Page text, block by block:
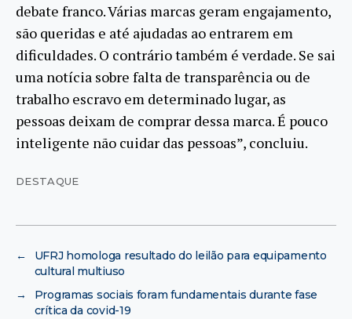
debate franco. Várias marcas geram engajamento,
são queridas e até ajudadas ao entrarem em
dificuldades. O contrário também é verdade. Se sai
uma notícia sobre falta de transparência ou de
trabalho escravo em determinado lugar, as
pessoas deixam de comprar dessa marca. É pouco
inteligente não cuidar das pessoas”, concluiu.
DESTAQUE
←
UFRJ homologa resultado do leilão para equipamento
cultural multiuso
→
Programas sociais foram fundamentais durante fase
crítica da covid-19